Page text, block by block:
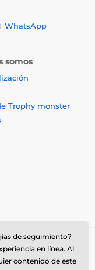
WhatsApp
somos
Trophy monster
de seguimiento?
en línea. Al
contenido de este